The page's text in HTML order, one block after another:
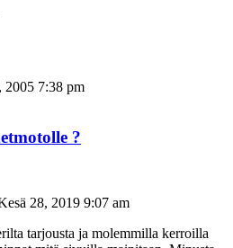
2005 7:38 pm
?
28, 2019 9:07 am
tarjousta ja molemmilla kerroilla